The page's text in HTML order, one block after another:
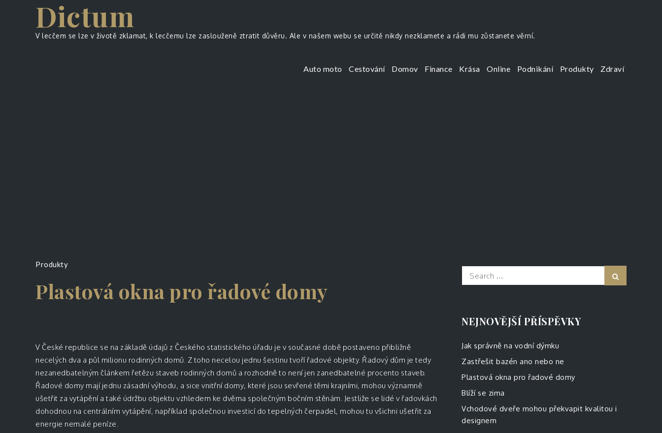
Dictum
V lecčem se lze v životě zklamat, k lecčemu lze zaslouženě ztratit důvěru. Ale v našem webu se určitě nikdy nezklamete a rádi mu zůstanete věrní.
Auto moto Cestování Domov Finance Krása Online Podnikání Produkty Zdraví
Produkty
Plastová okna pro řadové domy
V České republice se na základě údajů z Českého statistického úřadu je v současné době postaveno přibližně
necelých dva a půl milionu rodinných domů. Z toho necelou jednu šestinu tvoří řadové objekty. Řadový dům je tedy
nezanedbatelným článkem řetězu staveb rodinných domů a rozhodně to není jen zanedbatelné procento staveb.
Řadové domy mají jednu zásadní výhodu, a sice vnitřní domy, které jsou sevřené těmi krajními, mohou významně
ušetřit za vytápění a také údržbu objektu vzhledem ke dvěma společným bočním stěnám. Jestliže se lidé v řadovkách
dohodnou na centrálním vytápění, například společnou investicí do tepelných čerpadel, mohou tu všichni ušetřit za
energie nemalé peníze.
Search
for:
NEJNOVĚJŠÍ PŘÍSPĚVKY
Jak správně na vodní dýmku
Zastřešit bazén ano nebo ne
Plastová okna pro řadové domy
Blíží se zima
Vchodové dveře mohou překvapit kvalitou i
designem